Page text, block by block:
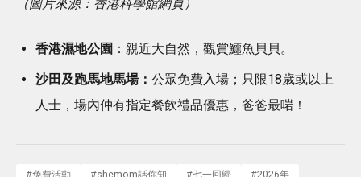
（圖片來源：香港科學館網頁）
香港濕地公園 ：親近大自然，觀賞鱷魚貝貝。
沙田及跑馬地馬場： 公眾免費入場；只限18歲或以上
人士，場內仲有指定餐飲禮品優惠，爸爸最啱！
#免費活動 #shemom話你知 #七一回歸 #2026年